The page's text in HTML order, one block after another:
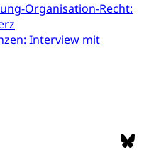
Organisation-Recht:
Interview mit
bestellen
Erwerb des
Geburtsanzeige